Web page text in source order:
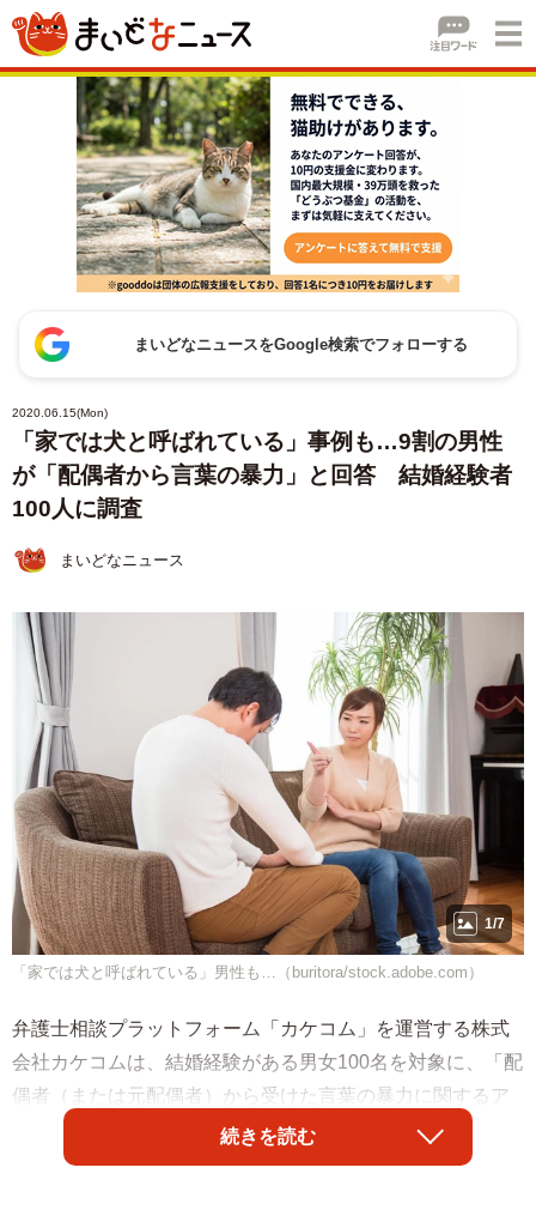
まいどなニュースをGoogle検索でフォローする
2020.06.15(Mon)
「家では犬と呼ばれている」事例も…9割の男性
が「配偶者から言葉の暴力」と回答 結婚経験者
100人に調査
まいどなニュース
1/7
「家では犬と呼ばれている」男性も…（buritora/stock.adobe.com）
弁護士相談プラットフォーム「カケコム」を運営する株式
会社カケコムは、結婚経験がある男女100名を対象に、「配
偶者（または元配偶者）から受けた言葉の暴力に関するア
ンケート」を行い6月11日、結果を公表しました。「配偶者
から言葉の暴力を受けたことがある」と回答した人は全体
続きを読む